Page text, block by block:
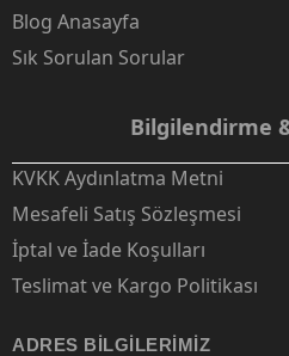
Blog Anasayfa
Sık Sorulan Sorular
Bilgilendirme
KVKK Aydınlatma Metni
Mesafeli Satış Sözleşmesi
İptal ve İade Koşulları
Teslimat ve Kargo Politikası
ADRES BILGILERIMIZ